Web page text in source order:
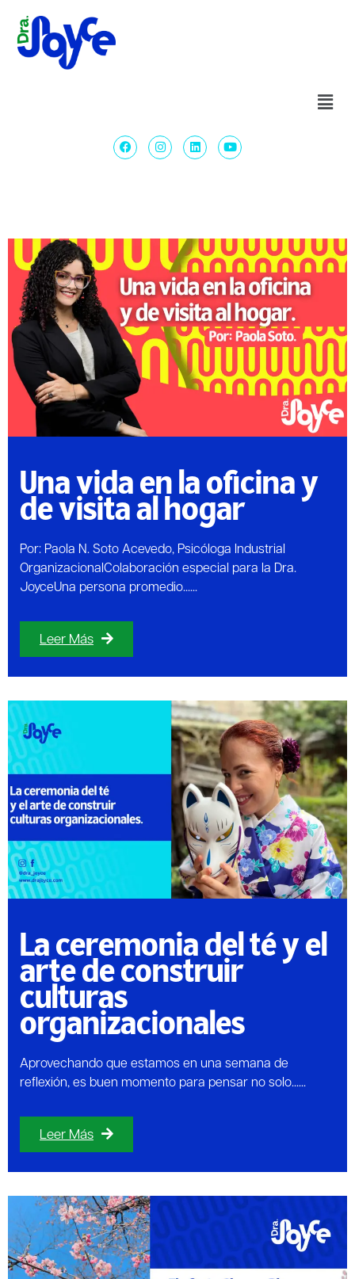
Una vida en la oficina y
de visita al hogar
Por: Paola N. Soto Acevedo, Psicóloga Industrial
OrganizacionalColaboración especial para la Dra.
JoyceUna persona promedio......
Leer Más
La ceremonia del té y el
arte de construir
culturas
organizacionales
Aprovechando que estamos en una semana de
reflexión, es buen momento para pensar no solo......
Leer Más